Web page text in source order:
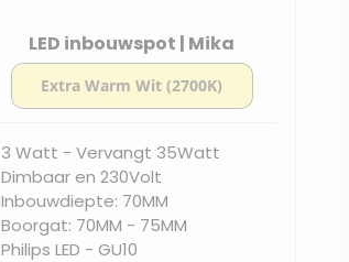
LED inbouwspot | Mika
3 Watt - Vervangt 35Watt
Dimbaar en 230Volt
Inbouwdiepte: 70MM
Boorgat: 70MM - 75MM
Philips LED - GU10